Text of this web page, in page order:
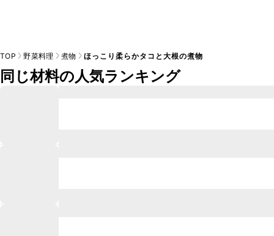
TOP 野菜料理 煮物 ほっこり柔らかタコと大根の煮物
同じ材料の人気ランキング